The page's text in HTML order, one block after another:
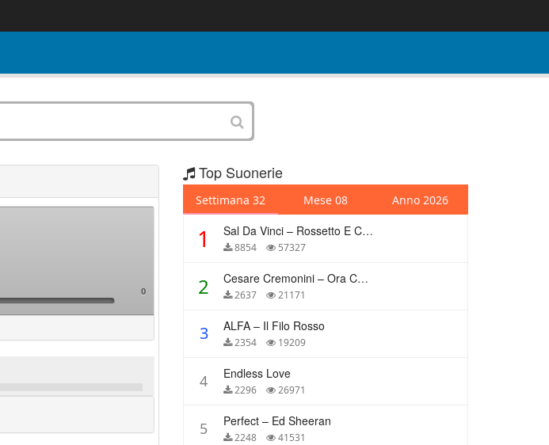
0
Top Suonerie
Settimana 32 Mese 08 Anno 2026
1 Sal Da Vinci – Rossetto E Caffè
8854 57327
2 Cesare Cremonini – Ora Che Non Ho Più Te
2637 21171
3 ALFA – Il Filo Rosso
2354 19209
4 Endless Love
2296 26971
5 Perfect – Ed Sheeran
2248 41531